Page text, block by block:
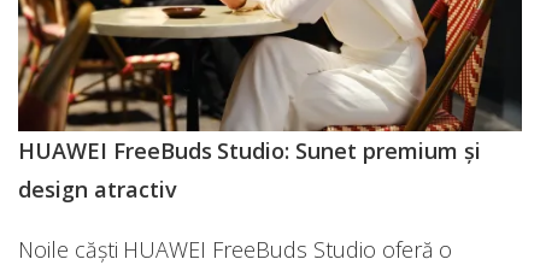
HUAWEI FreeBuds Studio: Sunet premium și
design atractiv
Noile căști HUAWEI FreeBuds Studio oferă o